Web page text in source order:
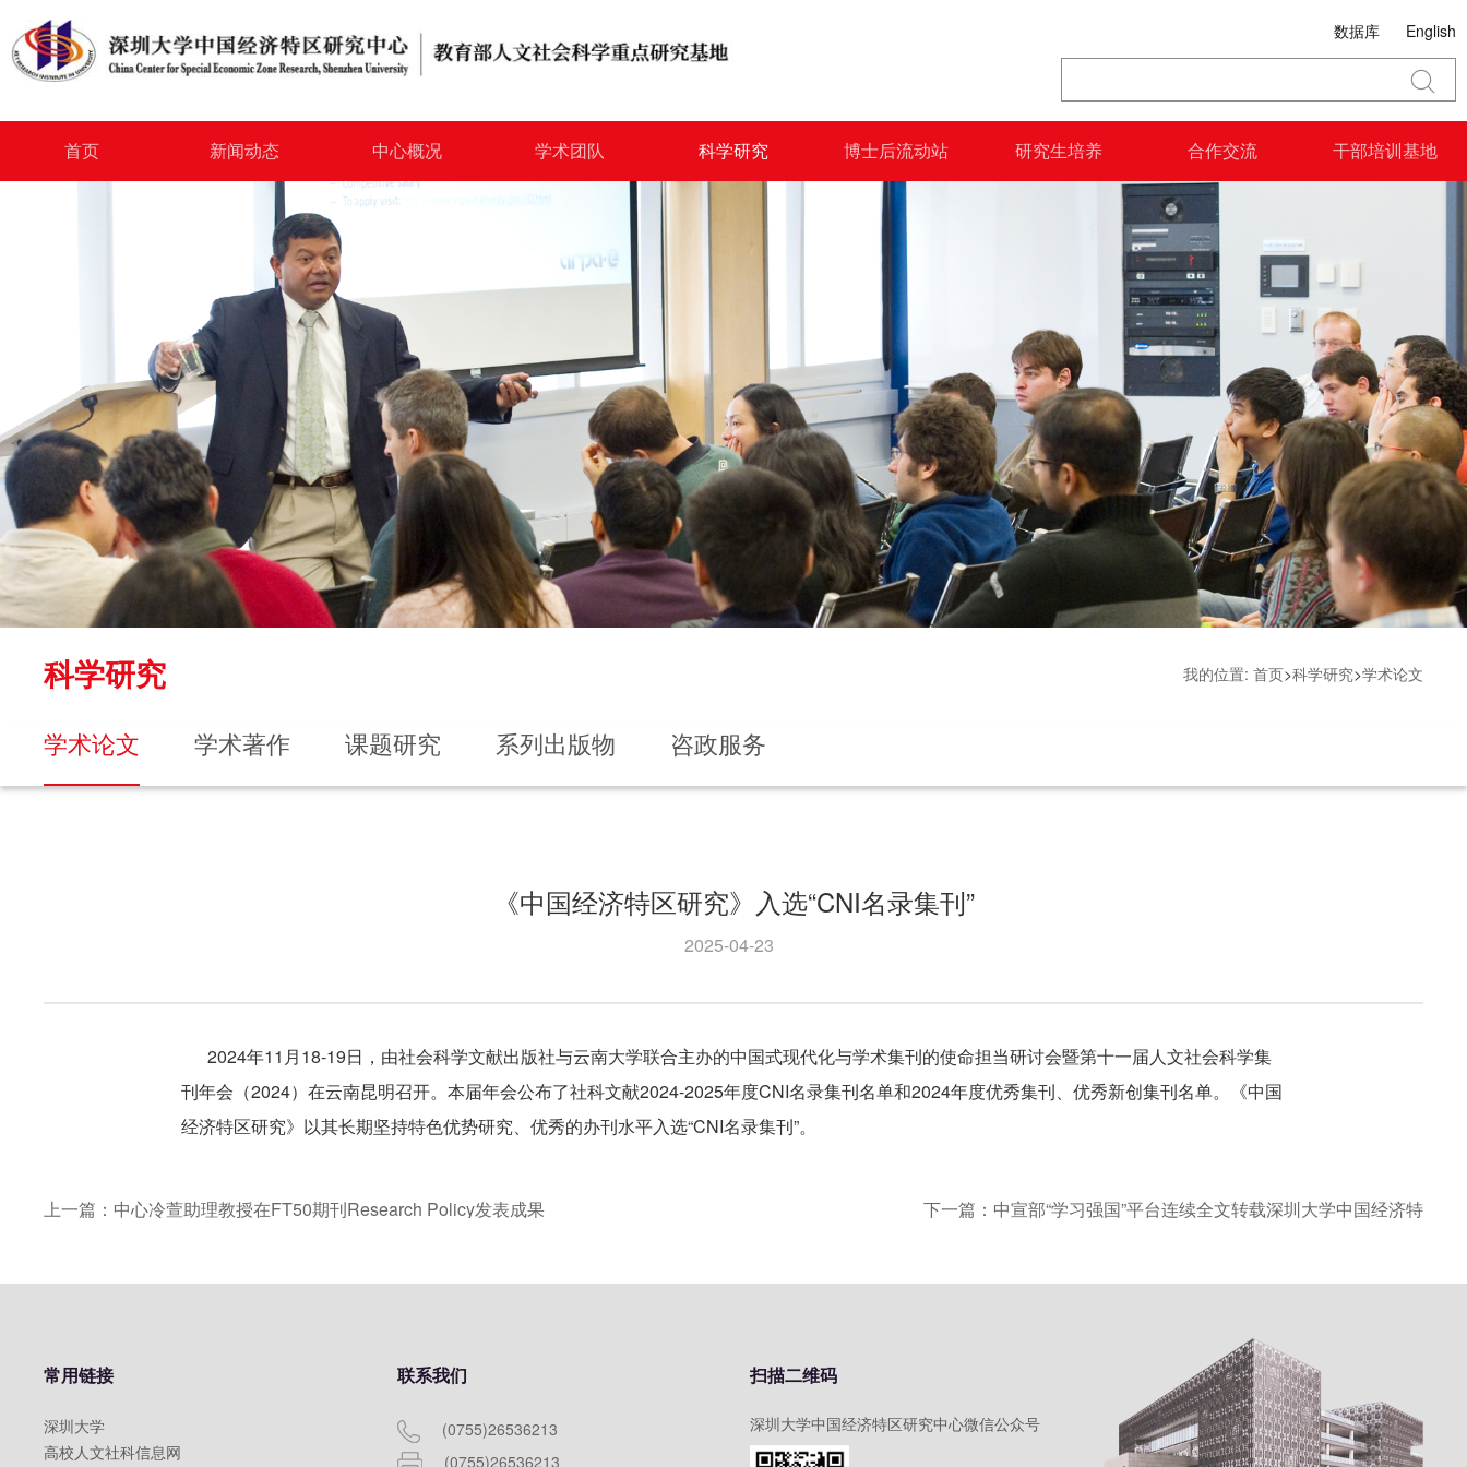
数据库 English
首页 新闻动态 中心概况 学术团队 科学研究 博士后流动站 研究生培养 合作交流 干部培训基地
科学研究 我的位置: 首页>科学研究>学术论文
学术论文 学术著作 课题研究 系列出版物 咨政服务
《中国经济特区研究》入选“CNI名录集刊”
2025-04-23
2024年11月18-19日，由社会科学文献出版社与云南大学联合主办的中国式现代化与学术集刊的使命担当研讨会暨第十一届人文社会科学集
刊年会（2024）在云南昆明召开。本届年会公布了社科文献2024-2025年度CNI名录集刊名单和2024年度优秀集刊、优秀新创集刊名单。《中国
经济特区研究》以其长期坚持特色优势研究、优秀的办刊水平入选“CNI名录集刊”。
上一篇：中心冷萱助理教授在FT50期刊Research Policy发表成果 下一篇：中宣部“学习强国”平台连续全文转载深圳大学中国经济特
常用链接
深圳大学
高校人文社科信息网
联系我们
(0755)26536213
(0755)26536213
扫描二维码
深圳大学中国经济特区研究中心微信公众号